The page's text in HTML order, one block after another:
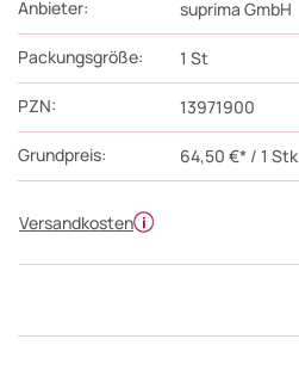
Versandkosten
Anbieter: suprima GmbH
Packungsgröße: 1 St
PZN: 13971900
Grundpreis: 64,50 €* / 1 Stk